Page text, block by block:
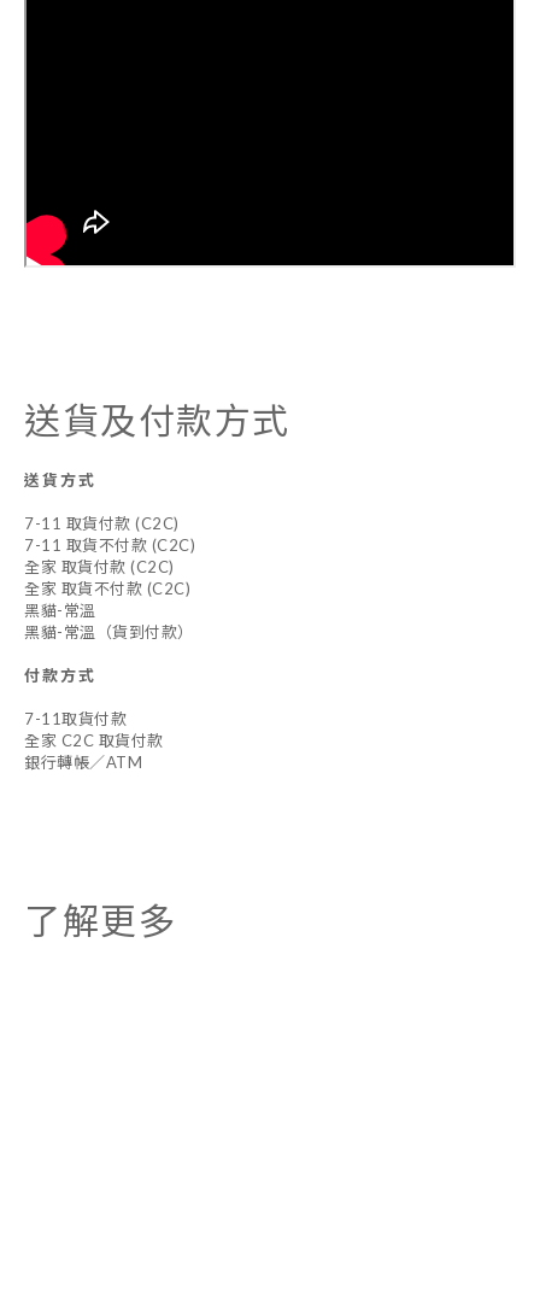
送貨及付款方式
送貨方式
7-11 取貨付款 (C2C)
7-11 取貨不付款 (C2C)
全家 取貨付款 (C2C)
全家 取貨不付款 (C2C)
黑貓-常溫
黑貓-常溫（貨到付款）
付款方式
7-11取貨付款
全家 C2C 取貨付款
銀行轉帳／ATM
了解更多